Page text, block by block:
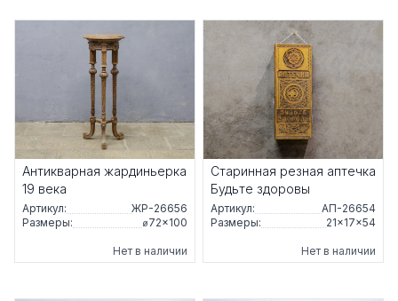
Антикварная жардиньерка
19 века
Артикул:
ЖР-26656
Размеры:
⌀72×100
Нет в наличии
Старинная резная аптечка
Будьте здоровы
Артикул:
АП-26654
Размеры:
21×17×54
Нет в наличии